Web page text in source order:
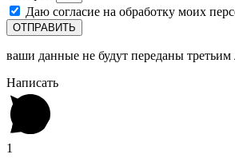
Даю согласие на обработку моих
ОТПРАВИТЬ
ваши данные не будут переданы
Написать
1